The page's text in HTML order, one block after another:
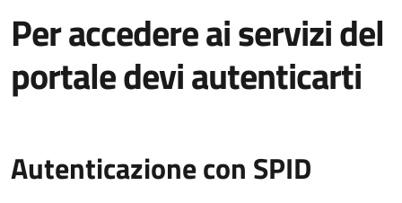
Per accedere ai servizi del
portale devi autenticarti
Autenticazione con SPID